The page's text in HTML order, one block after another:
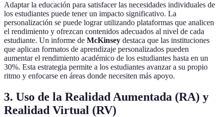
Adaptar la educación para satisfacer las necesidades individuales de
los estudiantes puede tener un impacto significativo. La
personalización se puede lograr utilizando plataformas que analicen
el rendimiento y ofrezcan contenidos adecuados al nivel de cada
estudiante. Un informe de McKinsey destaca que las instituciones
que aplican formatos de aprendizaje personalizados pueden
aumentar el rendimiento académico de los estudiantes hasta en un
30%. Esta estrategia permite a los estudiantes avanzar a su propio
ritmo y enfocarse en áreas donde necesiten más apoyo.
3. Uso de la Realidad Aumentada (RA) y
Realidad Virtual (RV)